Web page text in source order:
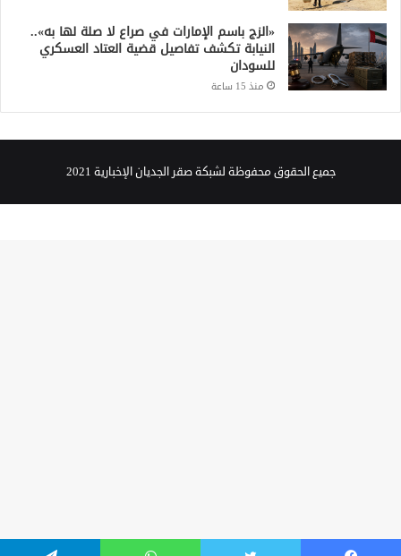
«الزج باسم الإمارات في صراع لا صلة لها به»..
النيابة تكشف تفاصيل قضية العتاد العسكري
للسودان
منذ 15 ساعة
جميع الحقوق محفوظة لشبكة صقر الجديان الإخبارية 2021